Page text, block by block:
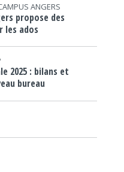
ANGERS
propose des
les ados
2025 : bilans et
bureau